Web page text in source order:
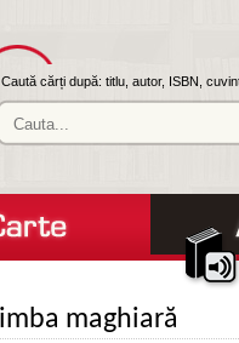
Caută cărți după: titlu, autor, ISBN,
maghiară